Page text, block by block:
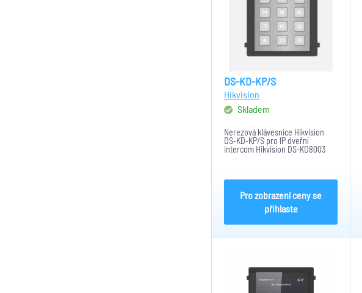
DS-KD-KP/S
Hikvision
Skladem
Nerezová klávesnice Hikvision
DS-KD-KP/S pro IP dveřní
intercom Hikvision DS-KD8003
Odolnost IK07. Napájení 12V DC z...
Pro zobrazení ceny se
přihlaste